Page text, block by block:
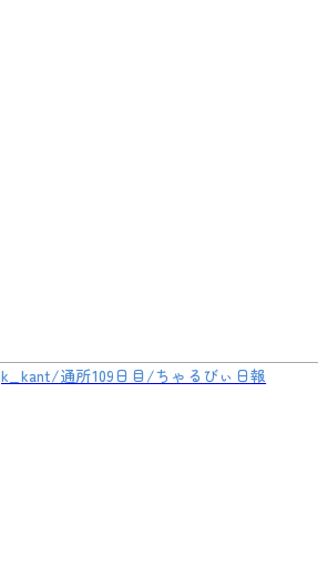
k_kant/通所109日目/ちゃるびぃ日報